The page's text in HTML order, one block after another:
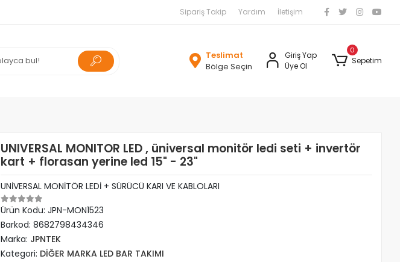
Sipariş Takip Yardım İletişim
Teslimat
Bölge Seçin
Giriş Yap
Üye Ol
0
Sepetim
UNIVERSAL MONITOR LED , üniversal monitör ledi seti + invertör
kart + florasan yerine led 15" - 23"
UNİVERSAL MONİTÖR LEDİ + SÜRÜCÜ KARI VE KABLOLARI
Ürün Kodu: JPN-MON1523
Barkod: 8682798434346
Marka: JPNTEK
Kategori: DİĞER MARKA LED BAR TAKIMI